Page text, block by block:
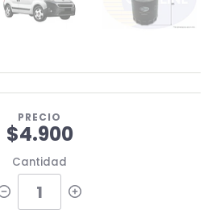
PRECIO
$4.900
Cantidad